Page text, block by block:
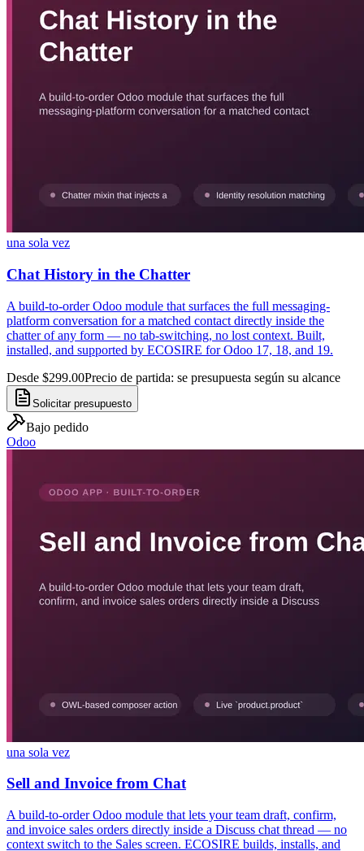
una sola vez
Chat History in the Chatter
A build-to-order Odoo module that surfaces the full messaging-
platform conversation for a matched contact directly inside the
chatter of any form — no tab-switching, no lost context. Built,
installed, and supported by ECOSIRE for Odoo 17, 18, and 19.
Desde $299.00Precio de partida: se presupuesta según su alcance
Solicitar presupuesto
Bajo pedido
Odoo
una sola vez
Sell and Invoice from Chat
A build-to-order Odoo module that lets your team draft, confirm,
and invoice sales orders directly inside a Discuss chat thread — no
context switch to the Sales screen. ECOSIRE builds, installs, and